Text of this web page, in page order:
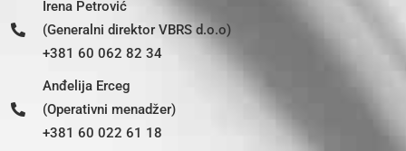
Irena Petrović
(Generalni direktor VBRS d.o.o)
+381 60 062 82 34
Anđelija Erceg
(Operativni menadžer)
+381 60 022 61 18